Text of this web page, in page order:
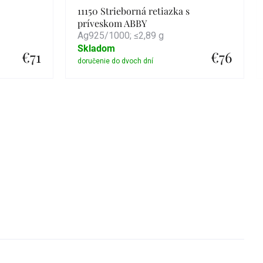
€71
11150 Strieborná retiazka s
príveskom ABBY
Ag925/1000; ≤2,89 g
€76
Skladom